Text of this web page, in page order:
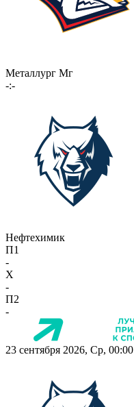
Металлург Мг
-:-
Нефтехимик
П1
-
X
-
П2
-
23 сентября 2026, Ср, 00:00